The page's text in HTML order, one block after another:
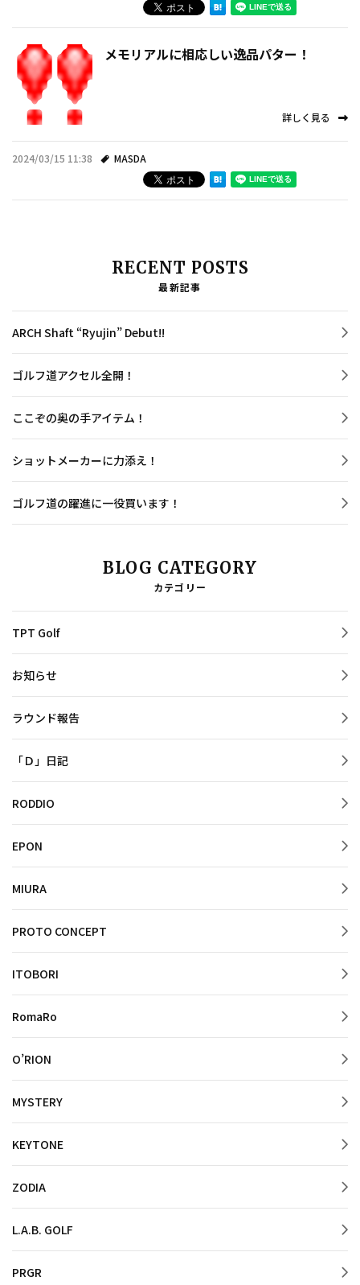
メモリアルに相応しい逸品パター！
詳しく見る
2024/03/15 11:38 MASDA
RECENT POSTS
最新記事
ARCH Shaft “Ryujin” Debut!!
ゴルフ道アクセル全開！
ここぞの奥の手アイテム！
ショットメーカーに力添え！
ゴルフ道の躍進に一役買います！
BLOG CATEGORY
カテゴリー
TPT Golf
お知らせ
ラウンド報告
「Ｄ」日記
RODDIO
EPON
MIURA
PROTO CONCEPT
ITOBORI
RomaRo
O’RION
MYSTERY
KEYTONE
ZODIA
L.A.B. GOLF
PRGR